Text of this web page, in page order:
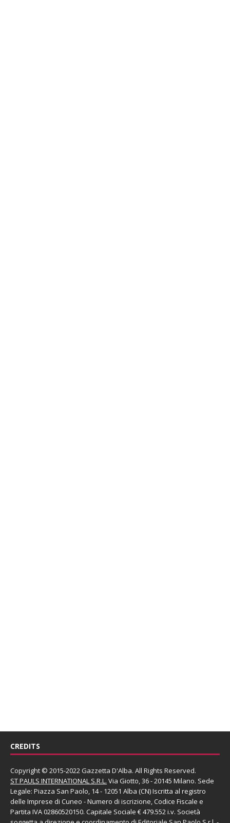
CREDITS
Copyright © 2015-2022 Gazzetta D'Alba. All Rights Reserved.
ST PAULS INTERNATIONAL S.R.L. Via Giotto, 36 - 20145 Milano. Sede
Legale: Piazza San Paolo, 14 - 12051 Alba (CN) Iscritta al registro
delle Imprese di Cuneo - Numero di iscrizione, Codice Fiscale e
Partita IVA 02860520150. Capitale Sociale € 479.552 i.v. Società